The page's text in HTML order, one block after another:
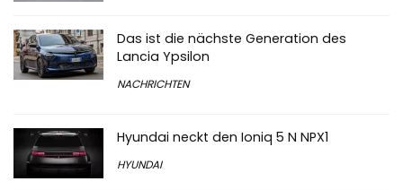
Das ist die nächste Generation des
Lancia Ypsilon
NACHRICHTEN
Hyundai neckt den Ioniq 5 N NPX1
HYUNDAI